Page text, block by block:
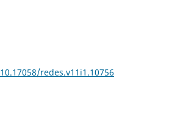
redes.v11i1.10756